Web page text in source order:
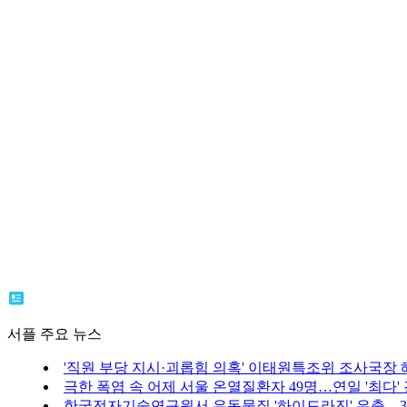
서플 주요 뉴스
'직원 부당 지시·괴롭힘 의혹' 이태원특조위 조사국장
극한 폭염 속 어제 서울 온열질환자 49명…연일 '최다'